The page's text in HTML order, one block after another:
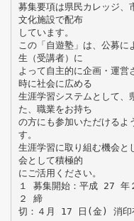
募集要項は県民カレッジ、
文化施設で配布
しています。
この「自遊塾」は、公募
生（受講者）に
よって自主的に企画・運営
時に社会に広める
生涯学習システムとして、
た、職業をお持ち
の方にも参加いただけるよ
す。
生涯学習に取り組む機会と
会として積極的
にご活用ください。
１ 募集開始：平成 27 年
２ 締